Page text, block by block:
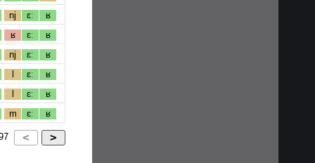
nj
ɛː
ʁ
ʁ
ɛː
ʁ
nj
ɛː
ʁ
l
ɛː
ʁ
l
ɛː
ʁ
m
ɛː ʁ